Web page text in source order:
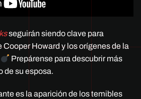
seguirán siendo clave para
Cooper Howard y los orígenes de la
Prepárense para descubrir más
de su esposa.
es la aparición de los temibles